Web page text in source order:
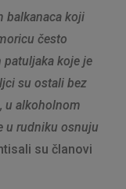
balkanaca koji
često
patuljaka koje je
su ostali bez
u alkoholnom
u rudniku osnuju
su članovi